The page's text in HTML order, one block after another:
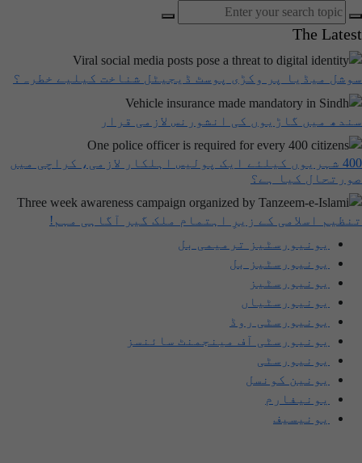
The Latest
سوشل میڈیا پر وکڑی پوسٹ ڈیجیٹل شناخت کیلیے خطرہ؟
سندھ میں گاڑیوں کی انشورنس لازمی قرار
400 شہریوں کیلئے ایک پولیس اہلکار لازمی، کراچی میں
صورتحال کیا ہے؟
تنظیم اسلامی کے زیرِ اہتمام ملک گیر آگاہی مہم!
یونیورسٹیز ترمیمی بل
یونیورسٹیز بل
یونیورسٹیز
یونیورسٹیاں
یونیورسٹی روڈ
یونیورسٹی آف مینجمنٹ سائنسز
یونیورسٹی
یونین کونسل
یونیفارم
یونیسیف